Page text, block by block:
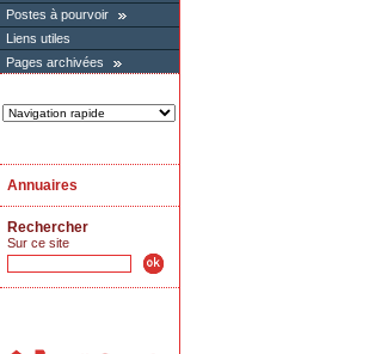
Postes à pourvoir
Liens utiles
Pages archivées
Annuaires
Rechercher
Sur ce site